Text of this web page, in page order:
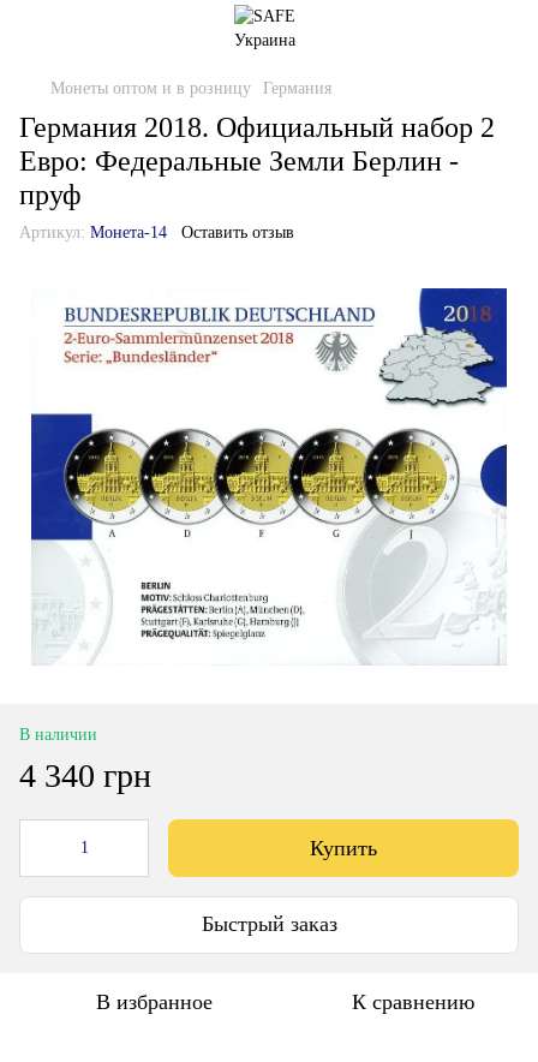
Монеты оптом и в розницу Германия
Германия 2018. Официальный набор 2
Евро: Федеральные Земли Берлин -
пруф
Артикул: Монета-14 Оставить отзыв
В наличии
4 340 грн
Купить
Быстрый заказ
В избранное К сравнению